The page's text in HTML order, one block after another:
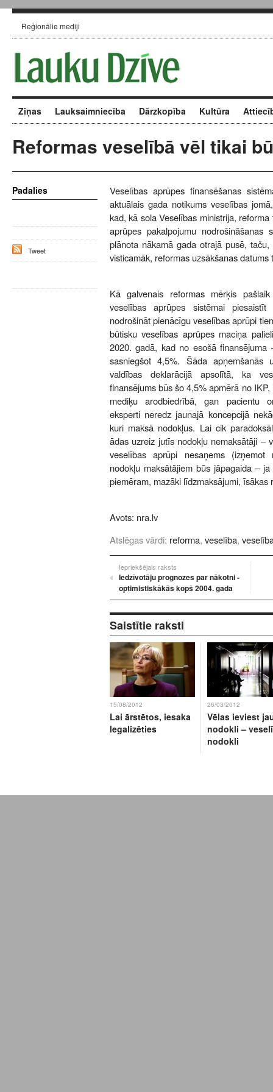
Reģionālie mediji
Ziņas Lauksaimniecība Dārzkopība Kultūra
Reformas veselībā vēl tikai
Veselības aprūpes finansēšanas
aktuālais gada notikums veselības
kad, kā sola Veselības ministrija,
aprūpes pakalpojumu nodrošināšanas
plānota nākamā gada otrajā pusē,
visticamāk, reformas uzsākšanas datums
Kā galvenais reformas mērķis
veselības aprūpes sistēmai
nodrošināt pienācīgu veselības aprūpi
būtisku veselības aprūpes maciņa
2020. gadā, kad no esošā
sasniegšot 4,5%. Šāda apņemšanās
valdības deklarācijā apsolītā, ka
finansējums būs šo 4,5% apmērā no
mediķu arodbiedrībā, gan pacientu
eksperti neredz jaunajā koncepcijā
kuri maksā nodokļus. Lai cik
ādas uzreiz jutīs nodokļu nemaksātāji –
veselības aprūpi nesaņems (izņemot
nodokļu maksātājiem būs jāpagaida –
piemēram, mazāki līdzmaksājumi, īsākas
Avots: nra.lv
Atslēgas vārdi: reforma, veselība,
Iepriekšējais raksts
Iedzīvotāju prognozes par nākotni -
optimistiskākās kopš 2004. gada
Saistītie raksti
15/08/2012
Lai ārstētos, iesaka
legalizēties
26/03/2012
Vēlas ieviest
nodokli –
nodokli
Padalies
Tweet